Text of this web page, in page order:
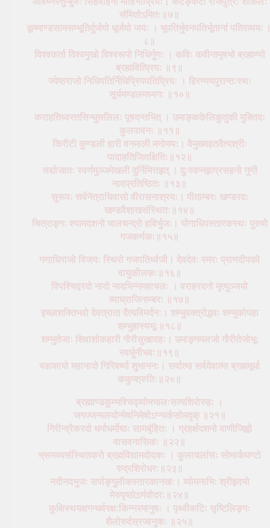
संमितोऽमितः॥७॥
कूष्माण्डसामसम्भूतिर्दुर्जयो धूर्जयो जयः । भूपतिर्भुवनपतिर्भूतानां पतिरव्ययः
८॥
विश्वकर्ता विश्वमुखो विश्वरूपो निधिर्गुणः । कविः कवीनामृषभो ब्रह्मण्यो
ब्रह्मवित्प्रियः ॥९॥
ज्येष्ठराजो निधिपतिर्निधिप्रियपतिप्रियः । हिरण्मयपुरान्तःस्थः
सूर्यमण्डलमध्यगः ॥१०॥
कराहतिध्वस्तसिन्धुसलिलः पूषदन्तभित् । उमाङ्ककेलिकुतुकी मुक्तिदः
कुलपावनः ॥११॥
किरीटी कुण्डली हारी वनमाली मनोमयः। वैमुख्यहतदैत्यश्रीः
पादाहतिजितक्षितिः॥१२॥
सद्योजातः स्वर्णमुञ्जमेखली दुर्निमित्तहृत् । दुःस्वप्नहृत्प्रसहनो गुणी
नादप्रतिष्ठितः ॥१३॥
सुरूपः सर्वनेत्राधिवासो वीरासनाश्रयः। पीताम्बरः खण्डरदः
खण्डवैशाखसंस्थितः॥१४॥
चित्राङ्गः श्यामदशनो भालचन्द्रो हविर्भुजः। योगाधिपस्तारकस्थः पुरुषो
गजकर्णकः॥१५॥
गणाधिराजो विजयः स्थिरो गजपतिर्ध्वजी। देवदेवः स्मरः प्राणदीपको
वायुकीलकः॥१६॥
विपश्चिद्वरदो नादो नादभिन्नमहाचलः । वराहरदनो मृत्युञ्जयो
व्याघ्राजिनाम्बरः ॥१७॥
इच्छाशक्तिभवो देवत्राता दैत्यविमर्दनः। शम्भुवक्त्रोद्भवः शम्भुकोपहा
शम्भुहास्यभूः॥१८॥
शम्भुतेजाः शिवाशोकहारी गौरीसुखावहः। उमाङ्गमलजो गौरीतेजोभूः
स्वर्धुनीभवः॥१९॥
यज्ञकायो महानादो गिरिवर्ष्मा शुभाननः। सर्वात्मा सर्वदेवात्मा ब्रह्ममूर्धा
ककुप्श्रुतिः॥२०॥
ब्रह्माण्डकुम्भश्चिद्व्योमभालःसत्यशिरोरुहः ।
जगज्जन्मलयोन्मेषनिमेषोऽग्न्यर्कसोमदृक् ॥२१॥
गिरीन्द्रैकरदो धर्माधर्मोष्ठः सामबृंहितः । ग्रहर्क्षदशनो वाणीजिह्वो
वासवनासिकः ॥२२॥
भ्रूमध्यसंस्थितकरो ब्रह्मविद्यामदोदकः । कुलाचलांसः सोमार्कघण्टो
रुद्रशिरोधरः॥२३॥
नदीनदभुजः सर्पाङ्गुलीकस्तारकानखः। व्योमनाभिः श्रीहृदयो
मेरुपृष्ठोऽर्णवोदरः॥२४॥
कुक्षिस्थयक्षगन्धर्वरक्षःकिन्नरमानुषः । पृथ्वीकटिः सृष्टिलिङ्गः
शैलोरुर्दस्रजानुकः ॥२५॥